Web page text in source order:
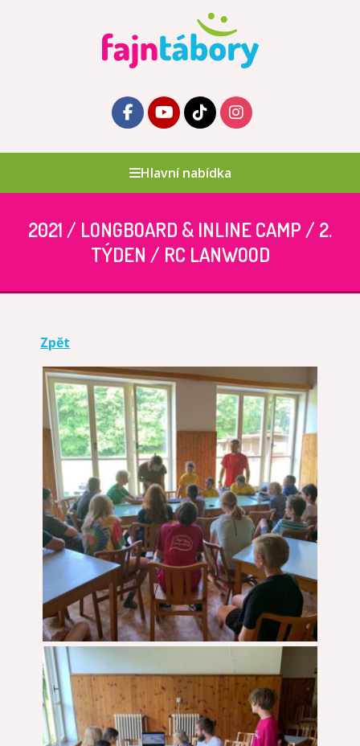
Hlavní nabídka
2021 / LONGBOARD & INLINE CAMP / 2.
TÝDEN / RC LANWOOD
Zpět